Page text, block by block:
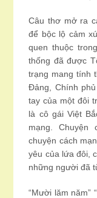
Câu thơ mở ra
để bộc lộ cảm
quen thuộc
thống đã được
trạng mang tính
Đảng, Chính
tay của một đôi
là cô gái Việt
mạng. Chuyện
chuyện cách
yêu của lứa đôi,
những người đã
“Mười lăm năm”